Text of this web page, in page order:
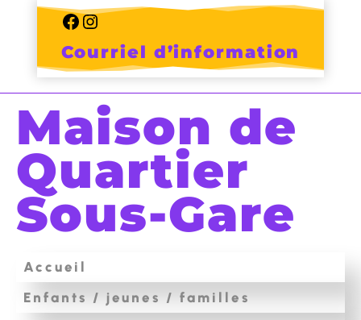
Facebook
Instagram
Courriel d’information
Maison de
Quartier
Sous-Gare
Accueil
Enfants / jeunes / familles